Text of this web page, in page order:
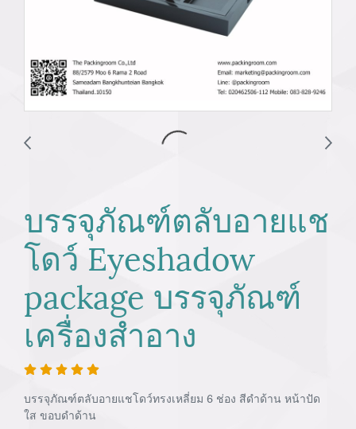
บรรจุภัณฑ์ตลับอายแช
โดว์ Eyeshadow
package บรรจุภัณฑ์
เครื่องสำอาง
บรรจุภัณฑ์ตลับอายแชโดว์ทรงเหลี่ยม 6 ช่อง สีดำด้าน หน้าปัด
ใส ขอบดำด้าน